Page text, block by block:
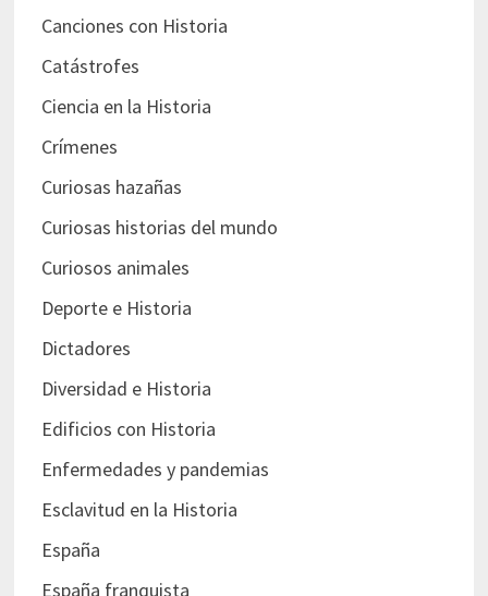
Canciones con Historia
Catástrofes
Ciencia en la Historia
Crímenes
Curiosas hazañas
Curiosas historias del mundo
Curiosos animales
Deporte e Historia
Dictadores
Diversidad e Historia
Edificios con Historia
Enfermedades y pandemias
Esclavitud en la Historia
España
España franquista